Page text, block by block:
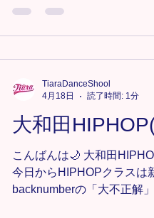
できるようになるので、
＊-＊-＊-＊-＊-＊-＊-＊ 新
✨ お気軽にDMまたは、
絡ください📩💕 ＊-＊-＊-＊
#TiaraDanceSchool #キッ
ンス #埼玉キッズダンス#
ッズダンス #大宮チア #見
大和田
こんばんは🌙 大和田
今日からHIPHOPクラスは
backnumberの「大不正解
TiaraDanceShool
4月18日
読了時間: 1分